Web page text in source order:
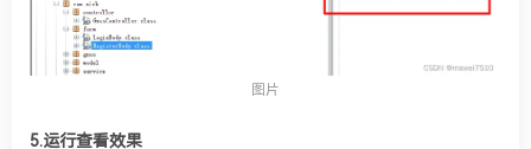
图片
5.运行查看效果